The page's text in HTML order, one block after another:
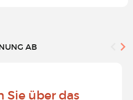
AB
Sie über das